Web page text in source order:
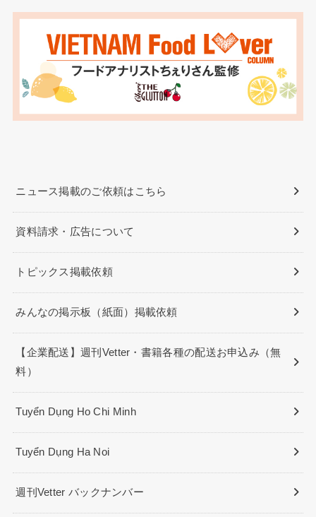
ニュース掲載のご依頼はこちら
資料請求・広告について
トピックス掲載依頼
みんなの掲示板（紙面）掲載依頼
【企業配送】週刊Vetter・書籍各種の配送お申込み（無
料）
Tuyển Dụng Ho Chi Minh
Tuyển Dụng Ha Noi
週刊Vetter バックナンバー